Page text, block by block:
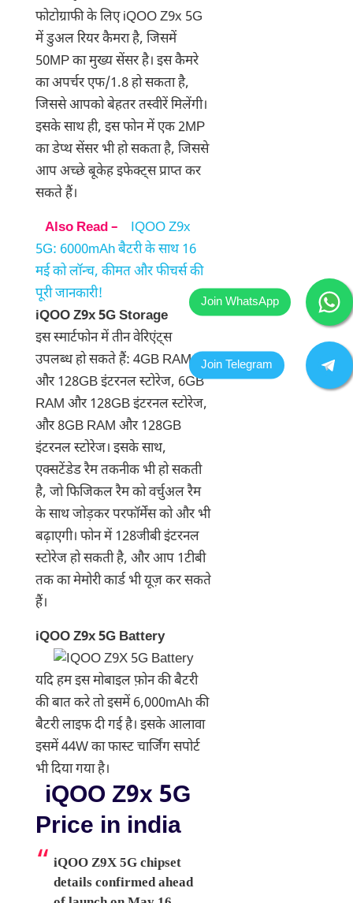
फोटोग्राफी के लिए iQOO Z9x 5G
में डुअल रियर कैमरा है, जिसमें
50MP का मुख्य सेंसर है। इस कैमरे
का अपर्चर एफ/1.8 हो सकता है,
जिससे आपको बेहतर तस्वीरें मिलेंगी।
इसके साथ ही, इस फोन में एक 2MP
का डेप्थ सेंसर भी हो सकता है, जिससे
आप अच्छे बूकेह इफेक्ट्स प्राप्त कर
सकते हैं।
Also Read –
IQOO Z9x
5G: 6000mAh बैटरी के साथ 16
मई को लॉन्च, कीमत और फीचर्स की
पूरी जानकारी!
iQOO Z9x 5G Storage
इस स्मार्टफोन में तीन वेरिएंट्स
उपलब्ध हो सकते हैं: 4GB RAM
और 128GB इंटरनल स्टोरेज, 6GB
RAM और 128GB इंटरनल स्टोरेज,
और 8GB RAM और 128GB
इंटरनल स्टोरेज। इसके साथ,
एक्सटेंडेड रैम तकनीक भी हो सकती
है, जो फिजिकल रैम को वर्चुअल रैम
के साथ जोड़कर परफॉर्मेंस को और भी
बढ़ाएगी। फोन में 128जीबी इंटरनल
स्टोरेज हो सकती है, और आप 1टीबी
तक का मेमोरी कार्ड भी यूज़ कर सकते
हैं।
iQOO Z9x 5G Battery
यदि हम इस मोबाइल फ़ोन की बैटरी
की बात करे तो इसमें 6,000mAh की
बैटरी लाइफ दी गई है। इसके आलावा
इसमें 44W का फास्ट चार्जिंग सपोर्ट
भी दिया गया है।
iQOO Z9x 5G
Price in india
iQOO Z9X 5G chipset
details confirmed ahead